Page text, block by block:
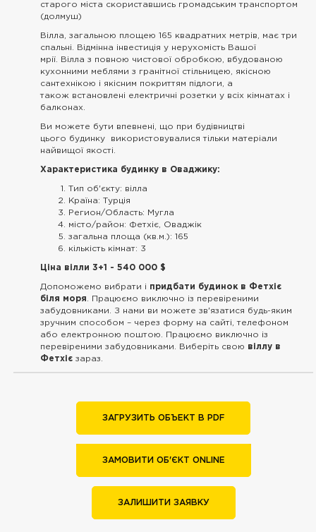
старого міста скориставшись громадським транспортом
(долмуш)
Вілла, загальною площею 165 квадратних метрів, має три
спальні. Відмінна інвестиція у нерухомість Вашої
мрії. Вілла з повною чистової обробкою, вбудованою
кухонними меблями з гранітної стільницею, якісною
сантехнікою і якісним покриттям підлоги, а
також встановлені електричні розетки у всіх кімнатах і
балконах.
Ви можете бути впевнені, що при будівництві
цього будинку використовувалися тільки матеріали
найвищої якості.
Характеристика будинку в Оваджику:
Тип об'єкту: вілла
Країна: Турція
Регион/Область: Мугла
місто/район: Фетхіє, Оваджік
загальна площа (кв.м.): 165
кількість кімнат: 3
Ціна вілли 3+1 - 540 000 $
Допоможемо вибрати і придбати будинок в Фетхіє
біля моря. Працюємо виключно із перевіреними
забудовниками. З нами ви можете зв'язатися будь-яким
зручним способом – через форму на сайті, телефоном
або електронною поштою. Працюємо виключно із
перевіреними забудовниками. Виберіть свою віллу в
Фетхіє зараз.
ЗАГРУЗИТЬ ОБЪЕКТ В PDF
ЗАМОВИТИ ОБ'ЄКТ ONLINE
ЗАЛИШИТИ ЗАЯВКУ